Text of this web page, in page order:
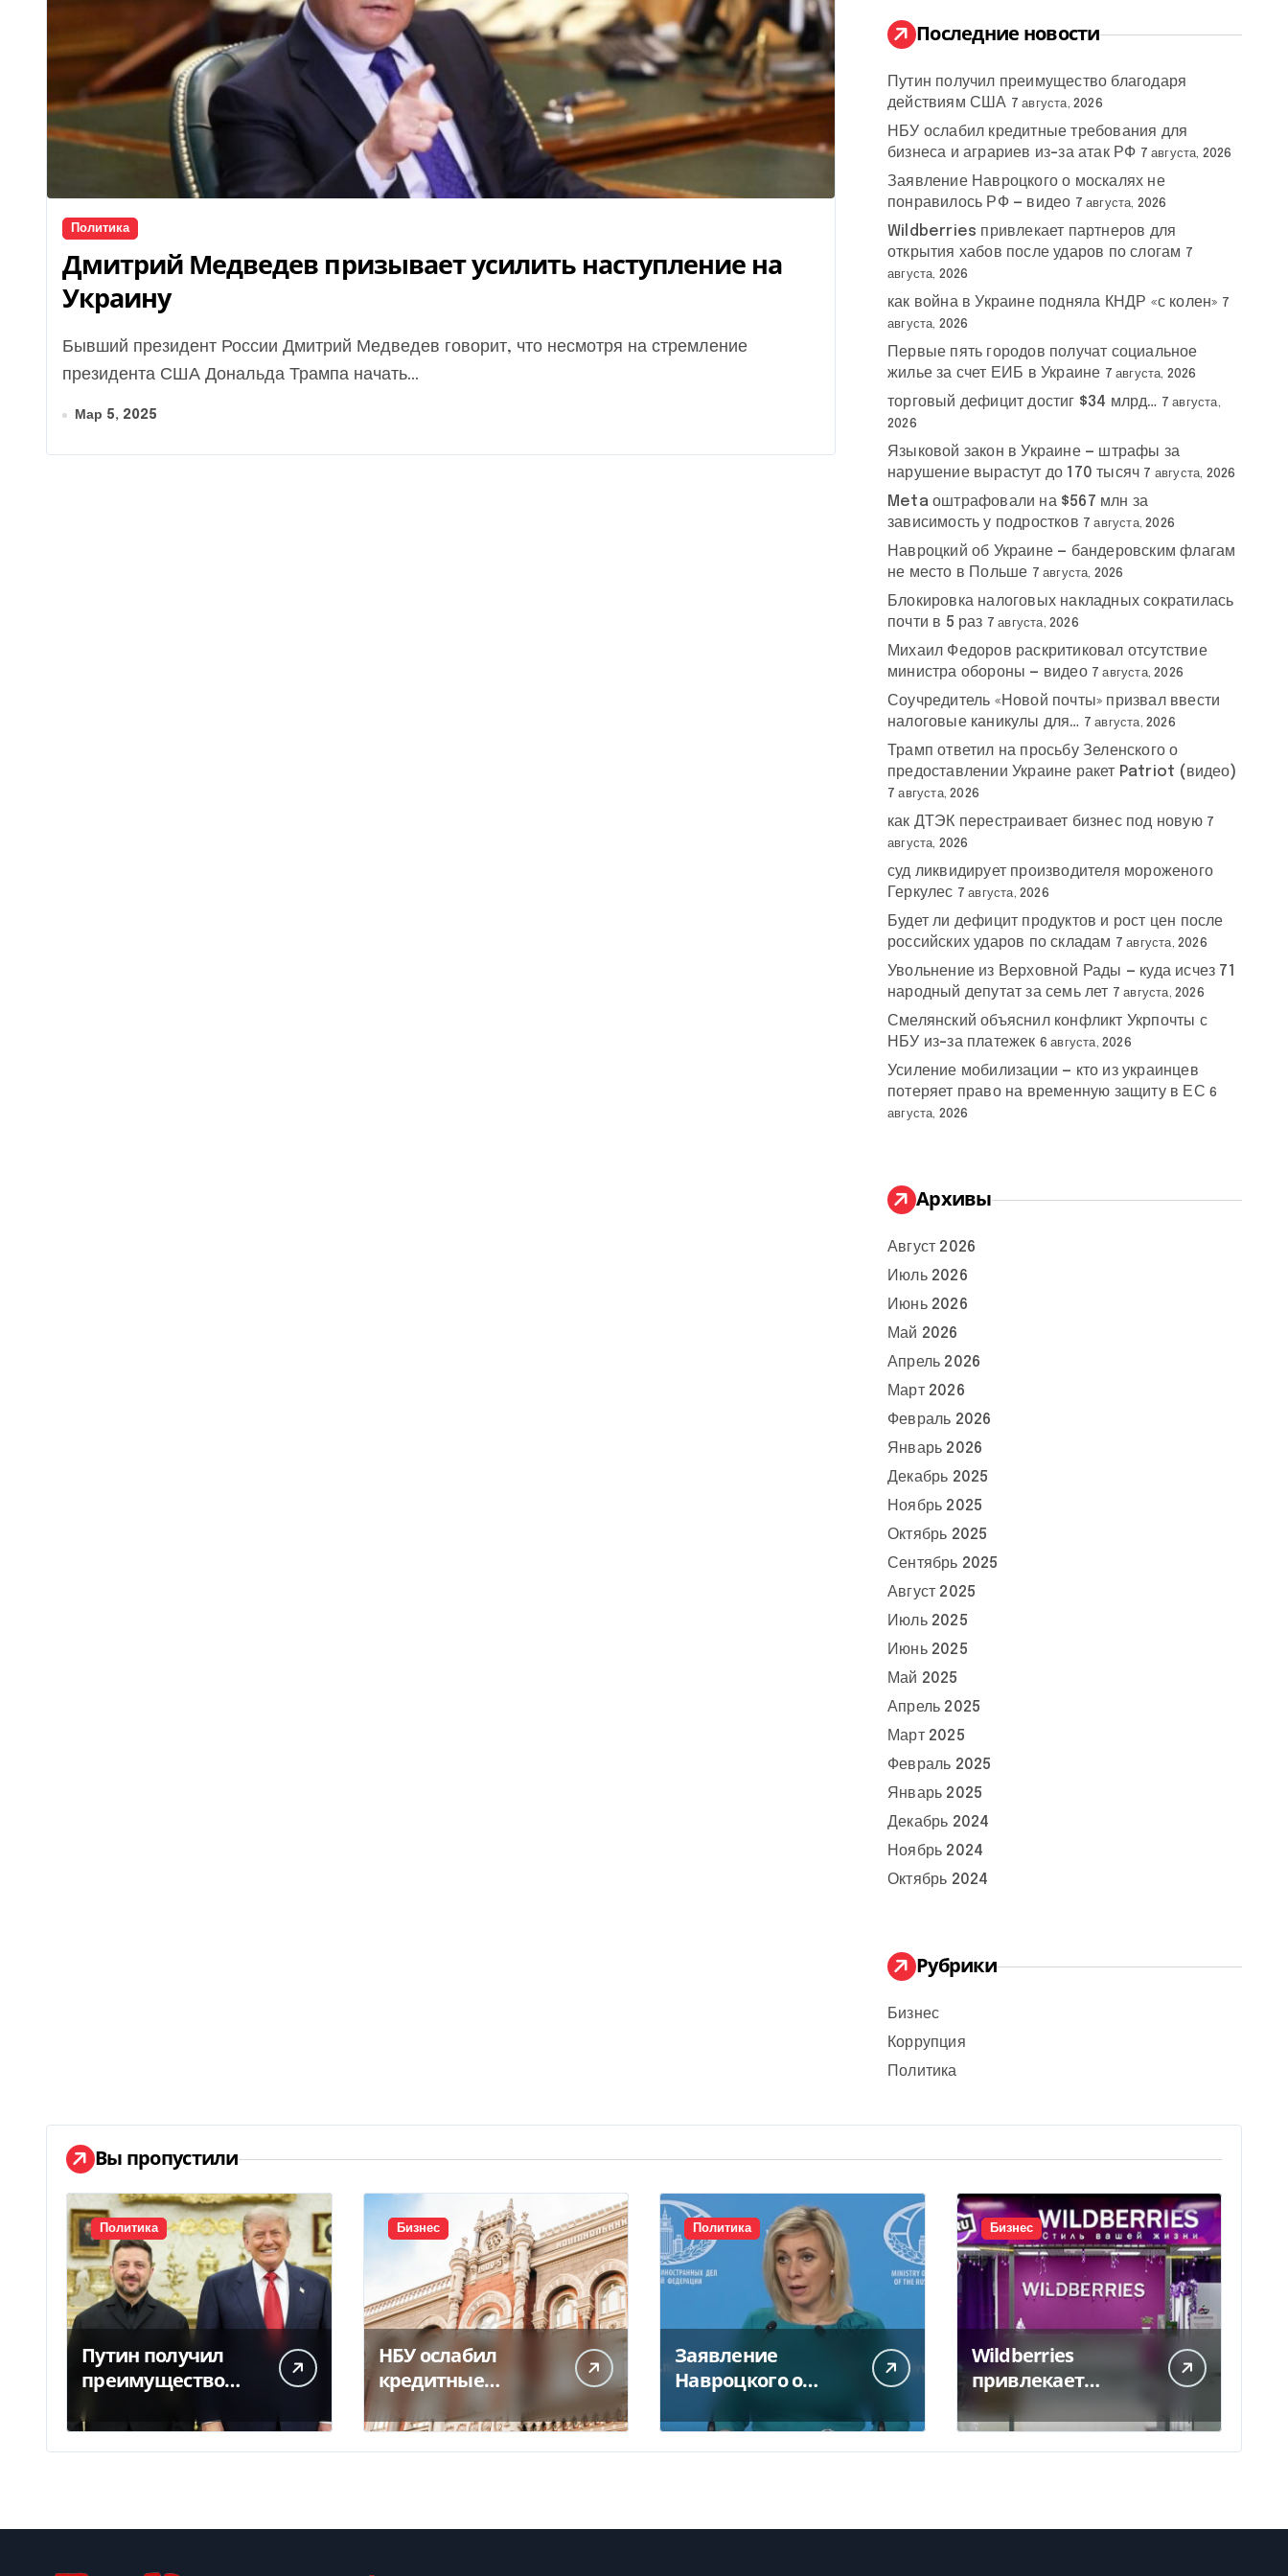
Политика
Дмитрий Медведев призывает усилить наступление на
Украину
Бывший президент России Дмитрий Медведев говорит, что несмотря на стремление
президента США Дональда Трампа начать...
Мар 5, 2025
:
Последние новости
Путин получил преимущество благодаря
действиям США 7 августа, 2026
НБУ ослабил кредитные требования для
бизнеса и аграриев из-за атак РФ 7 августа, 2026
Заявление Навроцкого о москалях не
понравилось РФ — видео 7 августа, 2026
Wildberries привлекает партнеров для
открытия хабов после ударов по слогам 7
августа, 2026
как война в Украине подняла КНДР «с колен» 7
августа, 2026
Первые пять городов получат социальное
жилье за счет ЕИБ в Украине 7 августа, 2026
торговый дефицит достиг $34 млрд… 7 августа,
2026
Языковой закон в Украине — штрафы за
нарушение вырастут до 170 тысяч 7 августа, 2026
Meta оштрафовали на $567 млн за
зависимость у подростков 7 августа, 2026
Навроцкий об Украине — бандеровским флагам
не место в Польше 7 августа, 2026
Блокировка налоговых накладных сократилась
почти в 5 раз 7 августа, 2026
Михаил Федоров раскритиковал отсутствие
министра обороны — видео 7 августа, 2026
Соучредитель «Новой почты» призвал ввести
налоговые каникулы для… 7 августа, 2026
Трамп ответил на просьбу Зеленского о
предоставлении Украине ракет Patriot (видео)
7 августа, 2026
как ДТЭК перестраивает бизнес под новую 7
августа, 2026
суд ликвидирует производителя мороженого
Геркулес 7 августа, 2026
Будет ли дефицит продуктов и рост цен после
российских ударов по складам 7 августа, 2026
Увольнение из Верховной Рады — куда исчез 71
народный депутат за семь лет 7 августа, 2026
Смелянский объяснил конфликт Укрпочты с
НБУ из-за платежек 6 августа, 2026
Усиление мобилизации — кто из украинцев
потеряет право на временную защиту в ЕС 6
августа, 2026
Архивы
Август 2026
Июль 2026
Июнь 2026
Май 2026
Апрель 2026
Март 2026
Февраль 2026
Январь 2026
Декабрь 2025
Ноябрь 2025
Октябрь 2025
Сентябрь 2025
Август 2025
Июль 2025
Июнь 2025
Май 2025
Апрель 2025
Март 2025
Февраль 2025
Январь 2025
Декабрь 2024
Ноябрь 2024
Октябрь 2024
Рубрики
Бизнес
Коррупция
Политика
Вы пропустили
Политика
Путин получил
преимущество
действиям США
Бизнес
НБУ ослабил
кредитные
требования для
бизнеса и
аграриев из-за
Политика
Заявление
Навроцкого о
понравилось РФ —
видео
Бизнес
Wildberries
привлекает
партнеров для
открытия хабов
после ударов по